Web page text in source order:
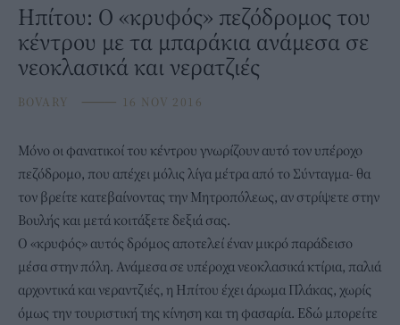
Ηπίτου: Ο «κρυφός» πεζόδρομος του
κέντρου με τα μπαράκια ανάμεσα σε
νεοκλασικά και νερατζιές
BOVARY ⸻ 16 NOV 2016
Μόνο οι φανατικοί του κέντρου γνωρίζουν αυτό τον υπέροχο
πεζόδρομο, που απέχει μόλις λίγα μέτρα από το Σύνταγμα- θα
τον βρείτε κατεβαίνοντας την Μητροπόλεως, αν στρίψετε στην
Βουλής και μετά κοιτάξετε δεξιά σας.
Ο «κρυφός» αυτός δρόμος αποτελεί έναν μικρό παράδεισο
μέσα στην πόλη. Ανάμεσα σε υπέροχα νεοκλασικά κτίρια, παλιά
αρχοντικά και νεραντζιές, η Ηπίτου έχει άρωμα Πλάκας, χωρίς
όμως την τουριστική της κίνηση και τη φασαρία. Εδώ μπορείτε